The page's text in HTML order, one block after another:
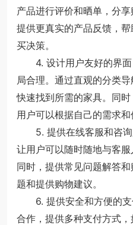
产品进行评价和晒单，分
提供更真实的产品反馈，
买决策。
4. 设计用户友好的界面
局合理。通过直观的分类
快速找到所需的家具。同
用户可以根据自己的需求和
5. 提供在线客服和咨询
让用户可以随时随地与客服
同时，提供常见问题解答
题和提供购物建议。
6. 提供安全和方便的支
合作，提供多种支付方式